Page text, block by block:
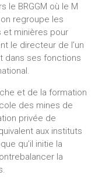
le BRGGM où le M
regroupe les
minières pour
le directeur de l’un
dans ses fonctions
et de la formation
des mines de
privée de
aux instituts
qu’il initie la
la